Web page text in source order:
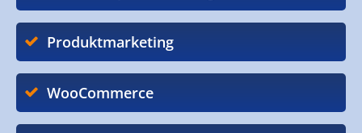
Produktmarketing
WooCommerce